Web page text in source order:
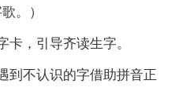
。）
卡，引导齐读生字。
到不认识的字借助拼音正